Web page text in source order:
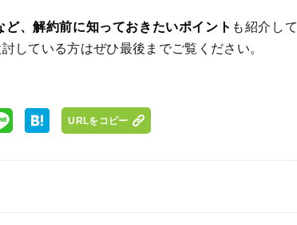
、解約前に知っておきたいポイント も紹介して
している方はぜひ最後までご覧ください。
URLをコピー